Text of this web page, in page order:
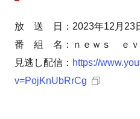
放 送 日：2023年12月23
番 組 名：ｎｅｗｓ ｅｖ
見逃し配信： https://
v=PojKnUbRrCg